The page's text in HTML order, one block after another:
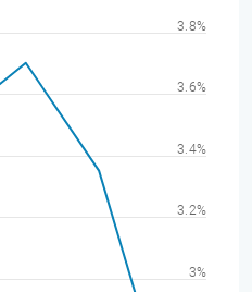
3%
3.2%
3.4%
3.6%
3.8%